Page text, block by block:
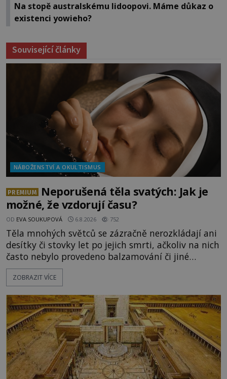
Na stopě australskému lidoopovi. Máme důkaz o
existenci yowieho?
Související články
NÁBOŽENSTVÍ A OKULTISMUS
PREMIUM
Neporušená těla svatých: Jak je
možné, že vzdorují času?
OD EVA SOUKUPOVÁ 6.8.2026 752
Těla mnohých světců se zázračně nerozkládají ani
desítky či stovky let po jejich smrti, ačkoliv na nich
často nebylo provedeno balzamování či jiné
pokusy o konzervaci. Neporušené ostatky bývají
považovány za důkaz svatosti zemřelých. Jaké
osobností ochraňují? Na hřbitově u kláštera
Milosrdných
ZOBRAZIT VÍCE